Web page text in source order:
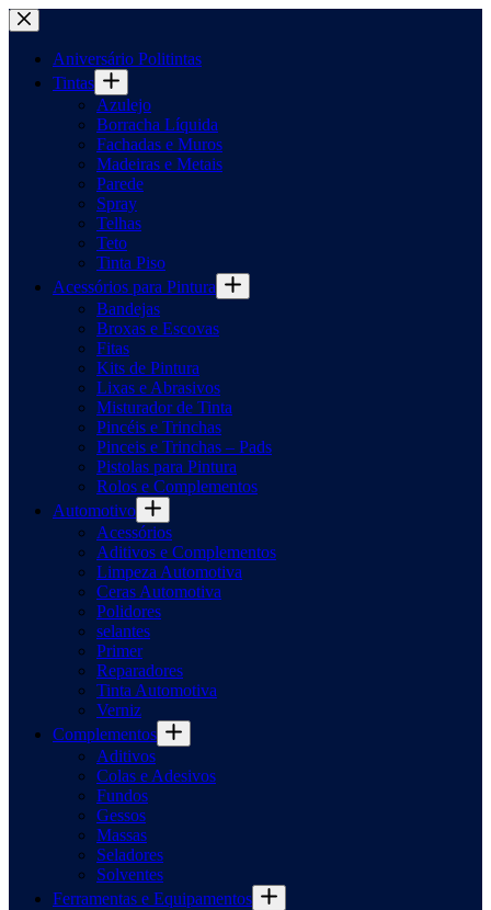
Pular
para
conteúdo
Aniversário Politintas
Tintas
Azulejo
Borracha Líquida
Fachadas e Muros
Madeiras e Metais
Parede
Spray
Telhas
Teto
Tinta Piso
Acessórios para Pintura
Bandejas
Broxas e Escovas
Fitas
Kits de Pintura
Lixas e Abrasivos
Misturador de Tinta
Pincéis e Trinchas
Pinceis e Trinchas – Pads
Pistolas para Pintura
Rolos e Complementos
Automotivo
Acessórios
Aditivos e Complementos
Limpeza Automotiva
Ceras Automotiva
Polidores
selantes
Primer
Reparadores
Tinta Automotiva
Verniz
Complementos
Aditivos
Colas e Adesivos
Fundos
Gessos
Massas
Seladores
Solventes
Ferramentas e Equipamentos